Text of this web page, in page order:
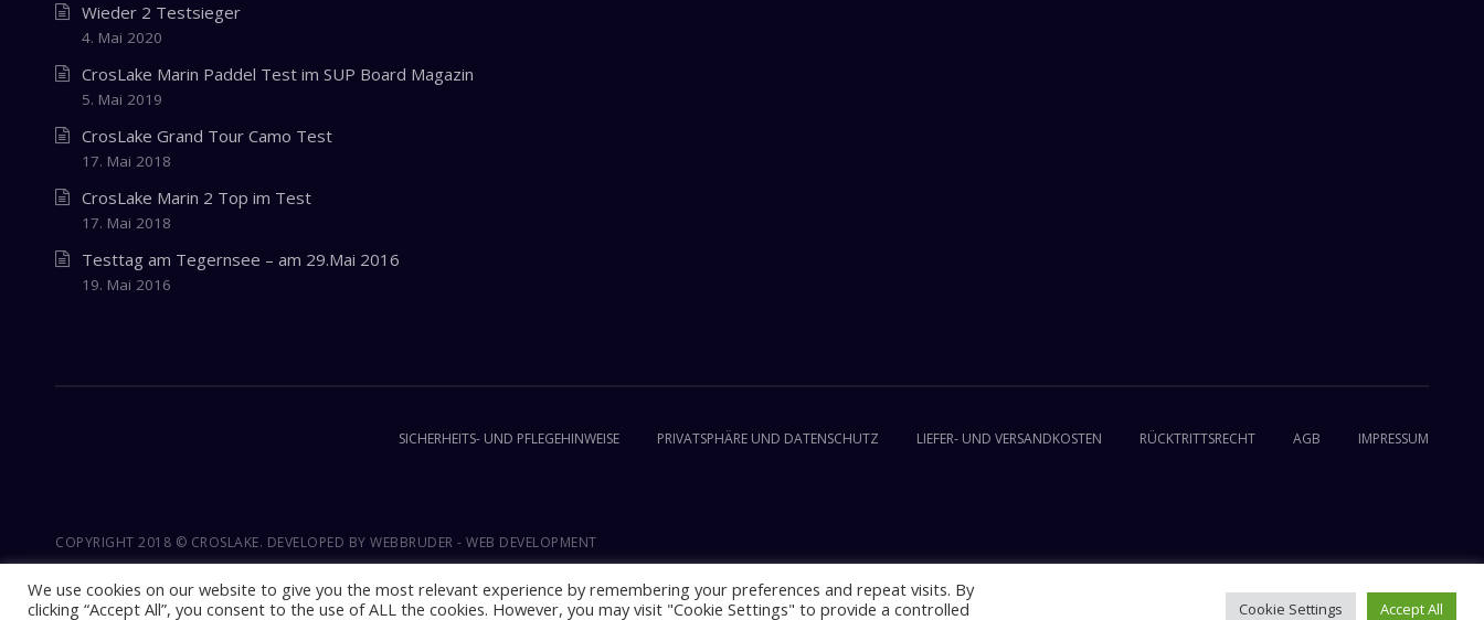
Wieder 2 Testsieger
4. Mai 2020
CrosLake Marin Paddel Test im SUP Board Magazin
5. Mai 2019
CrosLake Grand Tour Camo Test
17. Mai 2018
CrosLake Marin 2 Top im Test
17. Mai 2018
Testtag am Tegernsee – am 29.Mai 2016
19. Mai 2016
SICHERHEITS- UND PFLEGEHINWEISE PRIVATSPHÄRE UND DATENSCHUTZ LIEFER- UND VERSANDKOSTEN RÜCKTRITTSRECHT AGB IMPRESSUM
COPYRIGHT 2018 © CROSLAKE. DEVELOPED BY WEBBRUDER - WEB DEVELOPMENT
We use cookies on our website to give you the most relevant experience by remembering your preferences and repeat visits. By
clicking “Accept All”, you consent to the use of ALL the cookies. However, you may visit "Cookie Settings" to provide a controlled
Cookie Settings Accept All
Mehrsprachiges WordPressmit WPML